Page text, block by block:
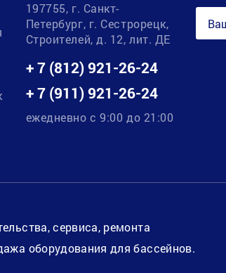
197755, г. Санкт-
Петербург, г. Сестрорецк,
Строителей, д. 12, лит. ДЕ
+ 7 (812) 921-26-24
+ 7 (911) 921-26-24
ежедневно с 9:00 до 21:00
сервиса, ремонта
оборудования для бассейнов.